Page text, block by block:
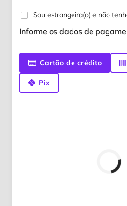
Sou estrangeira(o) e não
Informe os dados de
Cartão de crédito
Pix